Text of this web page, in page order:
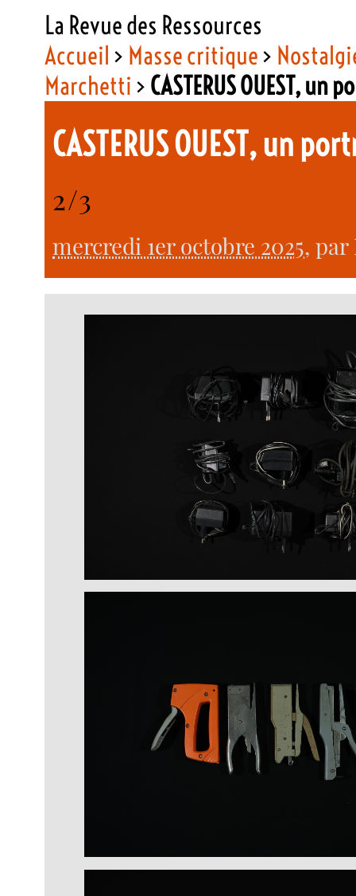
La Revue des Ressources
Accueil > Masse critique>
Marchetti > CASTERUS OUEST,
CASTERUS OUEST, un
2/3
mercredi 1er octobre 2025, par